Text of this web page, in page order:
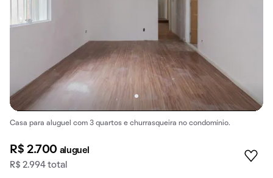
Casa para aluguel com 3 quartos e churrasqueira no condomínio.
R$ 2.700 aluguel
R$ 2.994 total